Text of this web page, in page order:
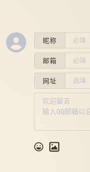
昵称
邮箱
网址